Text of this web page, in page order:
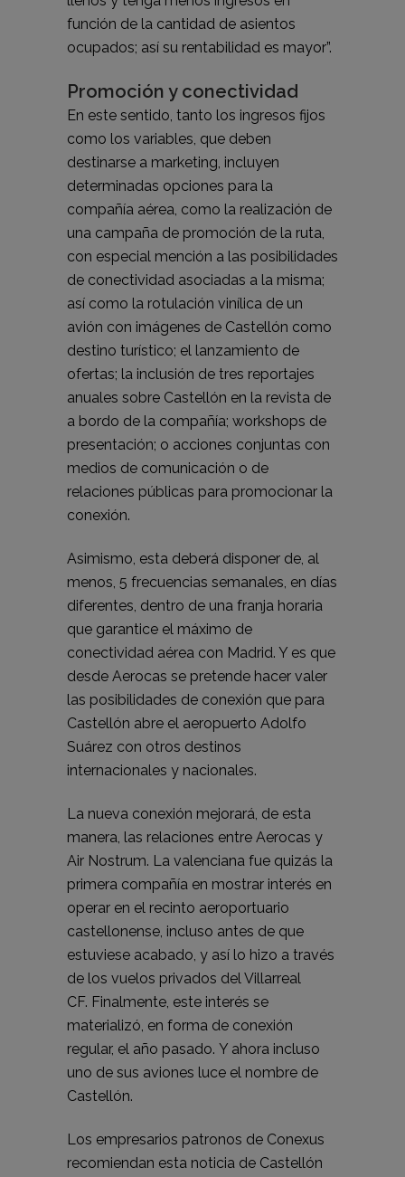
función de la cantidad de asientos
ocupados; así su rentabilidad es mayor”.
Promoción y conectividad
En este sentido, tanto los ingresos fijos
como los variables, que deben
destinarse a marketing, incluyen
determinadas opciones para la
compañía aérea, como la realización de
una campaña de promoción de la ruta,
con especial mención a las posibilidades
de conectividad asociadas a la misma;
así como la rotulación vinílica de un
avión con imágenes de Castellón como
destino turístico; el lanzamiento de
ofertas; la inclusión de tres reportajes
anuales sobre Castellón en la revista de
a bordo de la compañía; workshops de
presentación; o acciones conjuntas con
medios de comunicación o de
relaciones públicas para promocionar la
conexión.
Asimismo, esta deberá disponer de, al
menos, 5 frecuencias semanales, en días
diferentes, dentro de una franja horaria
que garantice el máximo de
conectividad aérea con Madrid. Y es que
desde Aerocas se pretende hacer valer
las posibilidades de conexión que para
Castellón abre el aeropuerto Adolfo
Suárez con otros destinos
internacionales y nacionales.
La nueva conexión mejorará, de esta
manera, las relaciones entre Aerocas y
Air Nostrum. La valenciana fue quizás la
primera compañía en mostrar interés en
operar en el recinto aeroportuario
castellonense, incluso antes de que
estuviese acabado, y así lo hizo a través
de los vuelos privados del Villarreal
CF. Finalmente, este interés se
materializó, en forma de conexión
regular, el año pasado. Y ahora incluso
uno de sus aviones luce el nombre de
Castellón.
Los empresarios patronos de Conexus
recomiendan esta noticia de Castellón